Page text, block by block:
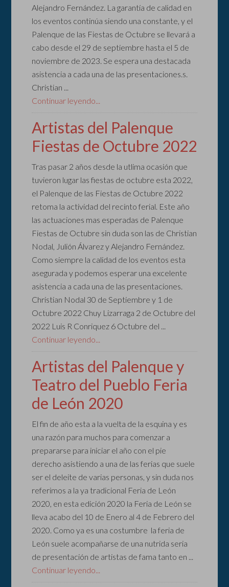
Alejandro Fernández. La garantía de calidad en
los eventos continúa siendo una constante, y el
Palenque de las Fiestas de Octubre se llevará a
cabo desde el 29 de septiembre hasta el 5 de
noviembre de 2023. Se espera una destacada
asistencia a cada una de las presentaciones.s.
Christian ...
Continuar leyendo...
Artistas del Palenque
Fiestas de Octubre 2022
Tras pasar 2 años desde la utlima ocasión que
tuvieron lugar las fiestas de octubre esta 2022,
el Palenque de las Fiestas de Octubre 2022
retoma la actividad del recinto ferial. Este año
las actuaciones mas esperadas de Palenque
Fiestas de Octubre sin duda son las de Christian
Nodal, Julión Álvarez y Alejandro Fernández.
Como siempre la calidad de los eventos esta
asegurada y podemos esperar una excelente
asistencia a cada una de las presentaciones.
Christian Nodal 30 de Septiembre y 1 de
Octubre 2022 Chuy Lizarraga 2 de Octubre del
2022 Luis R Conriquez 6 Octubre del ...
Continuar leyendo...
Artistas del Palenque y
Teatro del Pueblo Feria
de León 2020
El fin de año esta a la vuelta de la esquina y es
una razón para muchos para comenzar a
prepararse para iniciar el año con el pie
derecho asistiendo a una de las ferias que suele
ser el deleite de varias personas, y sin duda nos
referimos a la ya tradicional Feria de León
2020, en esta edición 2020 la Feria de León se
lleva acabo del 10 de Enero al 4 de Febrero del
2020. Como ya es una costumbre la feria de
León suele acompañarse de una nutrida seria
de presentación de artistas de fama tanto en ...
Continuar leyendo...